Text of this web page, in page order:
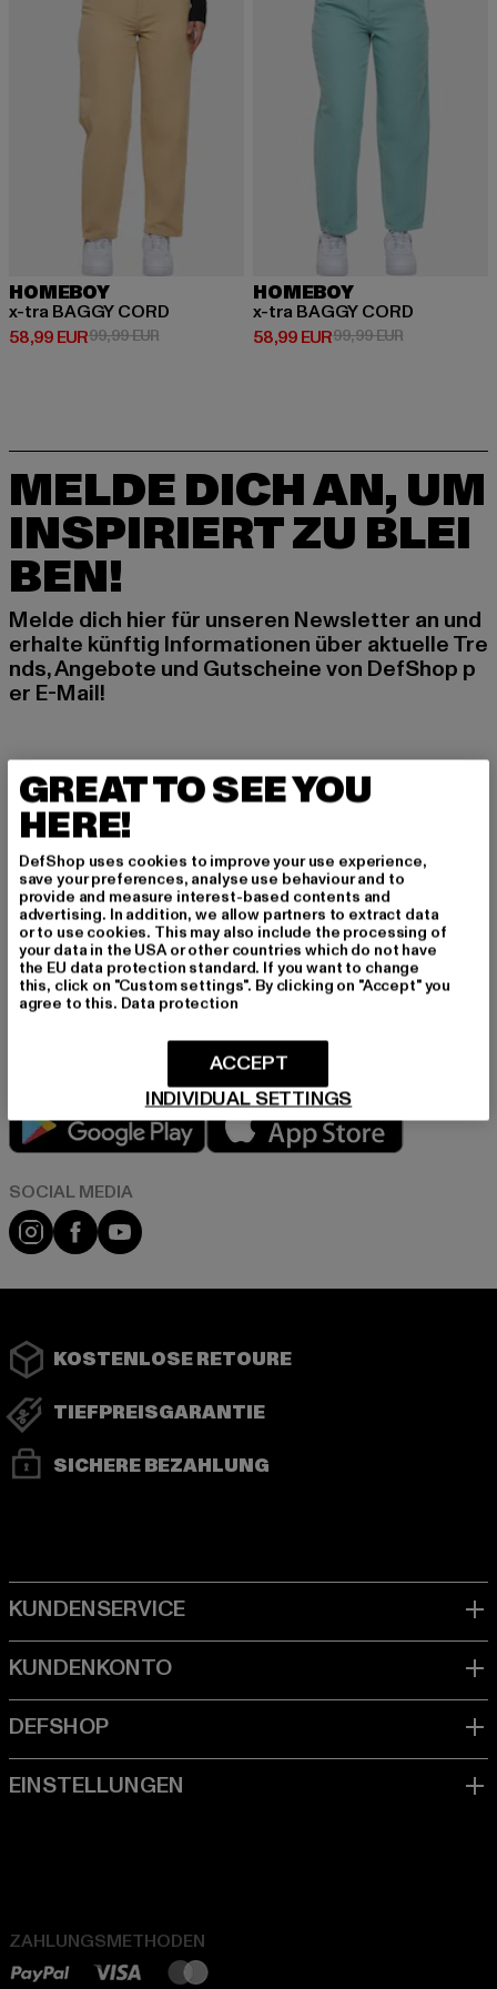
HOMEBOY
x-tra BAGGY CORD
58,99 EUR
Derzeitiger Preis: 58,99 EUR
99,99 EURAktionspreis: 99,99 EUR
HOMEBOY
x-tra BAGGY CORD
58,99 EUR
Derzeitiger Preis: 58,99 EUR
99,99 EURAktionspreis:
MELDE DICH AN, UM
INSPIRIERT ZU BLEI
BEN!
Melde dich hier für unseren Newsletter an und
erhalte künftig Informationen über aktuelle Tre
nds, Angebote und Gutscheine von DefShop p
er E-Mail!
MÄNNER
FRAUEN
E-MAIL
ANMELDEN
Informationen dazu, wie DefShop mit Deinen Daten umgeht, findest Du
in unserer Datenschutzerklärung. Du kannst Dich jederzeit kostenfei
abmelden. Datenschutzerklärung lesen.
Play market
Instagram
FacebookYouTube
KOSTENLOSE RETOURE
TIEFPREISGARANTIE
SICHERE BEZAHLUNG
ZAHLUNGSMETHODEN
GREAT TO SEE YOU
HERE!
DefShop uses cookies to improve your use experience,
save your preferences, analyse use behaviour and to
provide and measure interest-based contents and
advertising. In addition, we allow partners to extract data
or to use cookies. This may also include the processing of
your data in the USA or other countries which do not have
the EU data protection standard. If you want to change
this, click on "Custom settings". By clicking on "Accept" you
agree to this. Data protection
INDIVIDUAL SETTINGS
ACCEPT